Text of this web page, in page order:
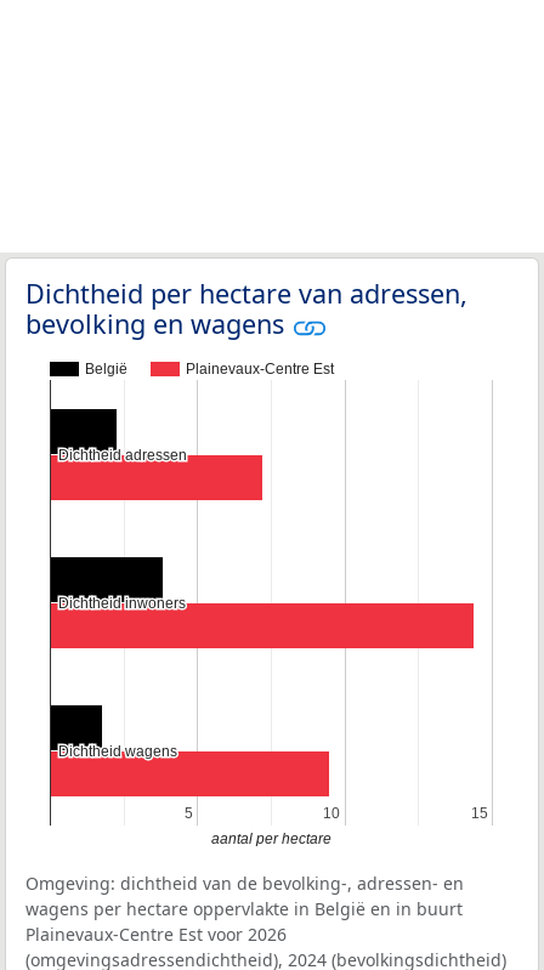
Dichtheid per hectare van adressen,
bevolking en wagens
België Plainevaux-Centre Est
5
5 10
10 15
15
Dichtheid adressen
Dichtheid adressen
Dichtheid inwoners
Dichtheid inwoners
Dichtheid wagens
Dichtheid wagens
aantal per hectare
Omgeving: dichtheid van de bevolking-, adressen- en
wagens per hectare oppervlakte in België en in buurt
Plainevaux-Centre Est voor 2026
(omgevingsadressendichtheid), 2024 (bevolkingsdichtheid)